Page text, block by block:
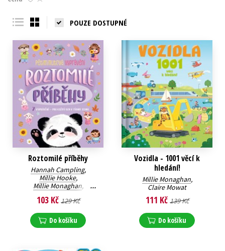
Young adult (SK)
POUZE DOSTUPNÉ
Roztomilé příběhy
Hannah Campling,
Millie Hooke,
Millie Monaghan,
James Phoenix
103 Kč 129 Kč
Do košíku
Vozidla - 1001 věcí k
hledání!
Millie Monaghan,
Claire Mowat
111 Kč 139 Kč
Do košíku